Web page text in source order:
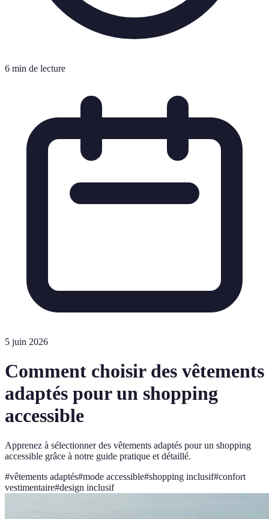
6 min de lecture
5 juin 2026
Comment choisir des vêtements
adaptés pour un shopping
accessible
Apprenez à sélectionner des vêtements adaptés pour un shopping
accessible grâce à notre guide pratique et détaillé.
#vêtements adaptés#mode accessible#shopping inclusif#confort
vestimentaire#design inclusif